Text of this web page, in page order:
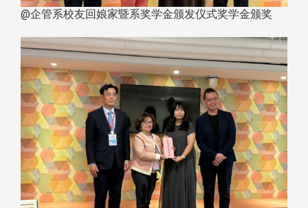
@企管系校友回娘家暨系奖学金颁发仪式奖学金颁奖